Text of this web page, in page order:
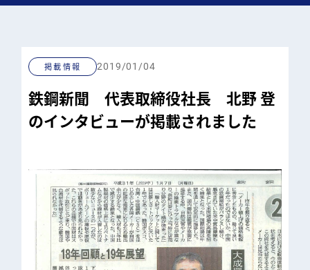
お問い合わせ
掲載情報 2019/01/04
鉄鋼新聞 代表取締役社長 北野 登
のインタビューが掲載されました